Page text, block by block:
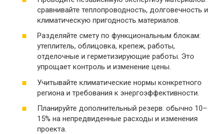
сравнивайте теплопроводность, долговечность и
климатическую пригодность материалов.
Разделяйте смету по функциональным блокам:
утеплитель, облицовка, крепеж, работы,
отделочные и герметизирующие работы. Это
упрощает контроль и изменение цены.
Учитывайте климатические нормы конкретного
региона и требования к энергоэффективности.
Планируйте дополнительный резерв: обычно 10–
15% на непредвиденные расходы и изменения
проекта.